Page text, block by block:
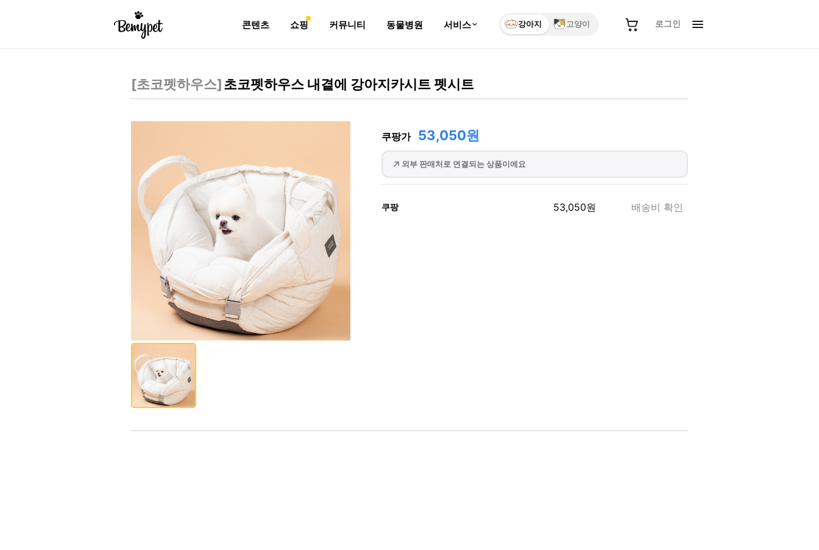
콘텐츠 쇼핑 커뮤니티 동물병원 서비스 강아지 고양이 로그인
[초코펫하우스]초코펫하우스 내곁에 강아지카시트 펫시트
쿠팡가 53,050원
외부 판매처로 연결되는 상품이에요
쿠팡 53,050원 배송비 확인